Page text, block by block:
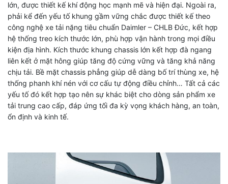
lớn, được thiết kế khí động học mạnh mẽ và hiện đại. Ngoài ra,
phải kể đến yếu tố khung gầm vững chắc được thiết kế theo
công nghệ xe tải nặng tiêu chuẩn Daimler – CHLB Đức, kết hợp
hệ thống treo kích thước lớn, phù hợp vận hành trong mọi điều
kiện địa hình. Kích thước khung chassis lớn kết hợp đà ngang
liên kết ở mặt hông giúp tăng độ cứng vững và tăng khả năng
chịu tải. Bề mặt chassis phẳng giúp dễ dàng bố trí thùng xe, hệ
thống phanh khí nén với cơ cấu tự động điều chỉnh… Tất cả các
yếu tố đó kết hợp tạo nên sự khác biệt cho dòng sản phẩm xe
tải trung cao cấp, đáp ứng tối đa kỳ vọng khách hàng, an toàn,
ổn định và kinh tế.